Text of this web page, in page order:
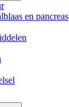
en pancreas